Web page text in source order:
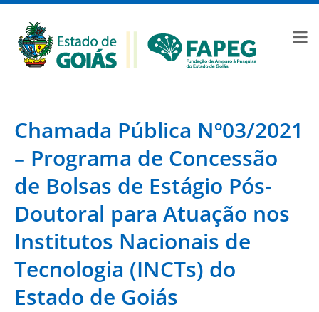
Chamada Pública Nº03/2021
– Programa de Concessão
de Bolsas de Estágio Pós-
Doutoral para Atuação nos
Institutos Nacionais de
Tecnologia (INCTs) do
Estado de Goiás